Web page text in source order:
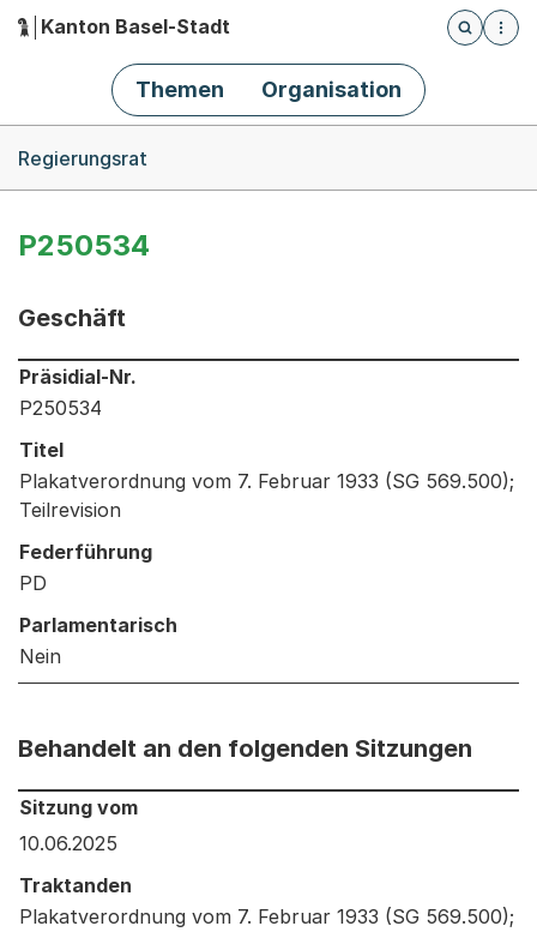
Hauptnavigation
Kanton Basel-Stadt
Öffnet
Themen Organisation
Regierungsrat
P250534
Geschäft
Informationen zum Ausgewählten Geschäft
Präsidial-Nr.
P250534
Titel
Plakatverordnung vom 7. Februar 1933 (SG 569.500);
Teilrevision
Federführung
PD
Parlamentarisch
Nein
Behandelt an den folgenden Sitzungen
Behandelt an den folgenden Sitzungen: Informationen
Sitzung vom
10.06.2025
Traktanden
Plakatverordnung vom 7. Februar 1933 (SG 569.500);